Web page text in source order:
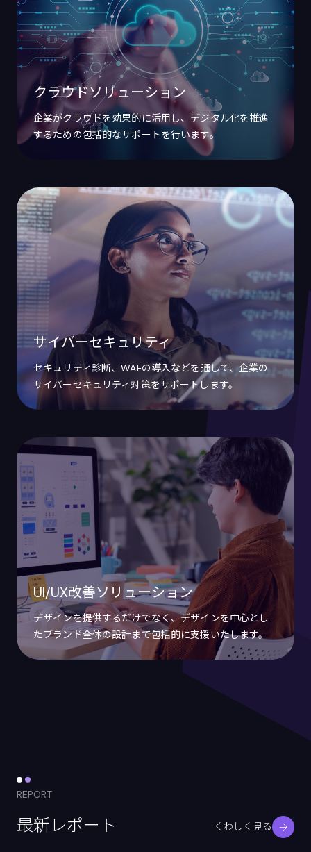
クラウドソリューション
企業がクラウドを効果的に活用し、デジタル化を推進
するための包括的なサポートを行います。
サイバーセキュリティ
セキュリティ診断、WAFの導入などを通して、企業の
サイバーセキュリティ対策をサポートします。
UI/UX改善ソリューション
デザインを提供するだけでなく、デザインを中心とし
たブランド全体の設計まで包括的に支援いたします。
REPORT
最新レポート くわしく見る